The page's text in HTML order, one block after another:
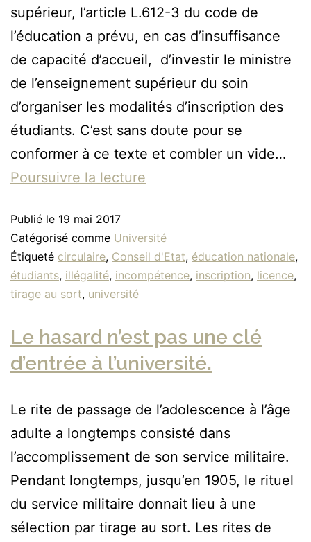
supérieur, l’article L.612-3 du code de
l’éducation a prévu, en cas d’insuffisance
de capacité d’accueil, d’investir le ministre
de l’enseignement supérieur du soin
d’organiser les modalités d’inscription des
étudiants. C’est sans doute pour se
conformer à ce texte et combler un vide…
Poursuivre la lecture
Publié le 19 mai 2017
Catégorisé comme Université
Étiqueté circulaire, Conseil d'Etat, éducation nationale,
étudiants, illégalité, incompétence, inscription, licence,
tirage au sort, université
Le hasard n’est pas une clé
d’entrée à l’université.
Le rite de passage de l’adolescence à l’âge
adulte a longtemps consisté dans
l’accomplissement de son service militaire.
Pendant longtemps, jusqu’en 1905, le rituel
du service militaire donnait lieu à une
sélection par tirage au sort. Les rites de